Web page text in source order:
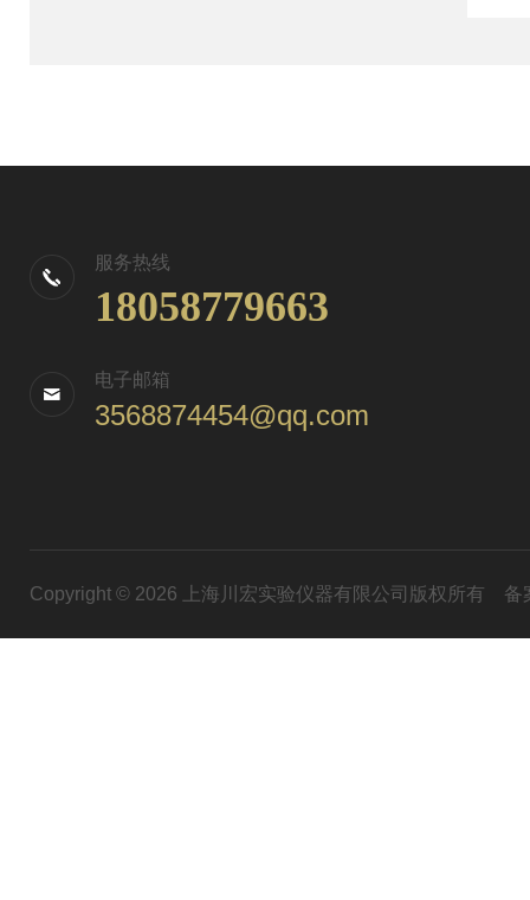
服务热线
18058779663
电子邮箱
3568874454@qq.com
Copyright © 2026 上海川宏实验仪器有限公司版权所有 备